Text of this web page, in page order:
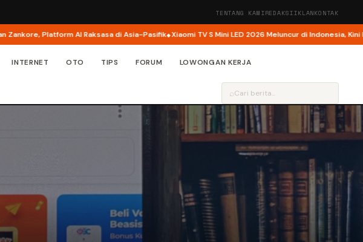
TENTANG KAMIREDAKSIIKLANKONTAK
Platform AI Raksasa di Asia-Pasifik Xiaomi TV S Mini LED 2026 Meluncur di Indonesia, Kini Hadir
INTERNET OTO TIPS FORUM LOWONGAN KERJA
⌕